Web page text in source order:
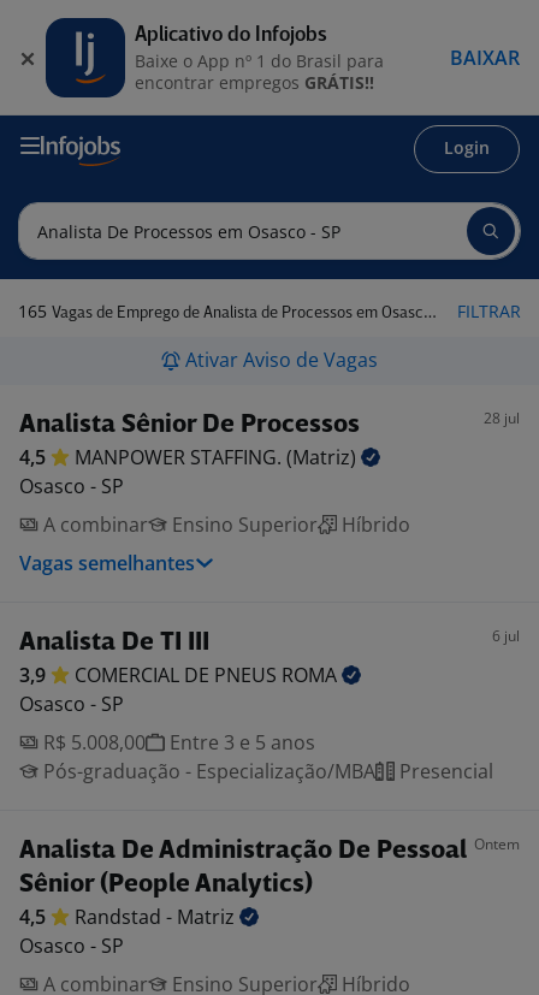
Login
165 Vagas de Emprego de Analista de Processos em Osasco - SP FILTRAR
Ativar Aviso de Vagas
Analista Sênior De Processos 28 jul
4,5 MANPOWER STAFFING. (Matriz)
Osasco - SP
A combinar
Ensino Superior
Híbrido
Vagas semelhantes
Analista De TI III 6 jul
3,9 COMERCIAL DE PNEUS ROMA
Osasco - SP
R$ 5.008,00
Entre 3 e 5 anos
Pós-graduação - Especialização/MBA
Presencial
Analista De Administração De Pessoal
Sênior (People Analytics)
Ontem
4,5 Randstad - Matriz
Osasco - SP
A combinar
Ensino Superior
Híbrido
Aplicativo do Infojobs
Baixe o App nº 1 do Brasil para
encontrar empregos GRÁTIS!!
BAIXAR